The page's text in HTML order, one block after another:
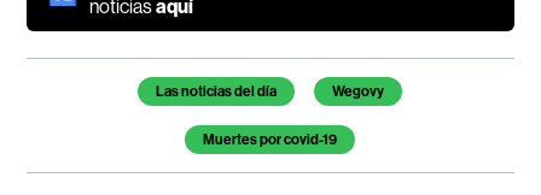
noticiasaquí
Temas de este artículo
Las noticias del día Wegovy
Muertes por covid-19